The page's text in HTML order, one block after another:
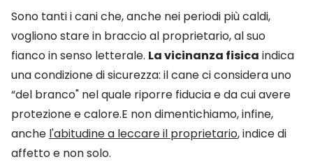
Sono tanti i cani che, anche nei periodi più caldi,
vogliono stare in braccio al proprietario, al suo
fianco in senso letterale. La vicinanza fisica indica
una condizione di sicurezza: il cane ci considera uno
“del branco" nel quale riporre fiducia e da cui avere
protezione e calore.E non dimentichiamo, infine,
anche l'abitudine a leccare il proprietario, indice di
affetto e non solo.